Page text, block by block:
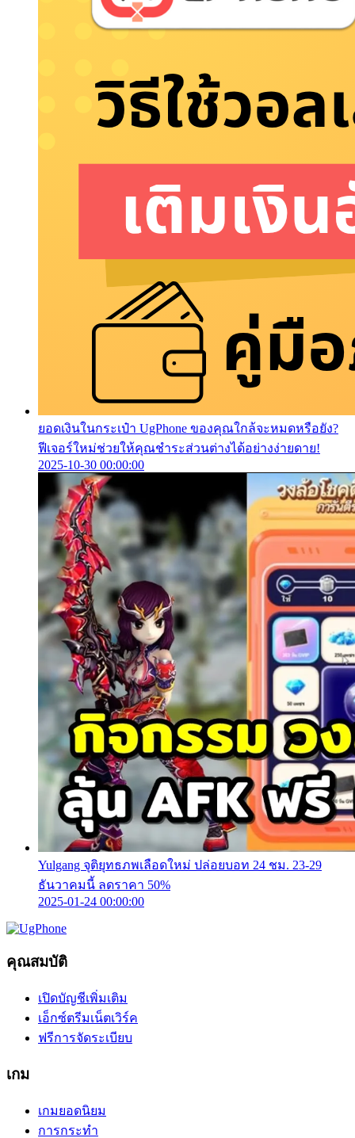
ยอดเงินในกระเป๋า UgPhone ของคุณใกล้จะหมดหรือยัง?
ฟีเจอร์ใหม่ช่วยให้คุณชำระส่วนต่างได้อย่างง่ายดาย!
2025-10-30 00:00:00
Yulgang จุติยุทธภพเลือดใหม่ ปล่อยบอท 24 ชม. 23-29
ธันวาคมนี้ ลดราคา 50%
2025-01-24 00:00:00
คุณสมบัติ
เปิดบัญชีเพิ่มเติม
เอ็กซ์ตรีมเน็ตเวิร์ค
ฟรีการจัดระเบียบ
เกม
เกมยอดนิยม
การกระทำ